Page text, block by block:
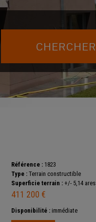
Référence : 1823
Type : Terrain constructible
Superficie terrain : +/- 5,14 ares
411 200 €
Disponibilité : immédiate